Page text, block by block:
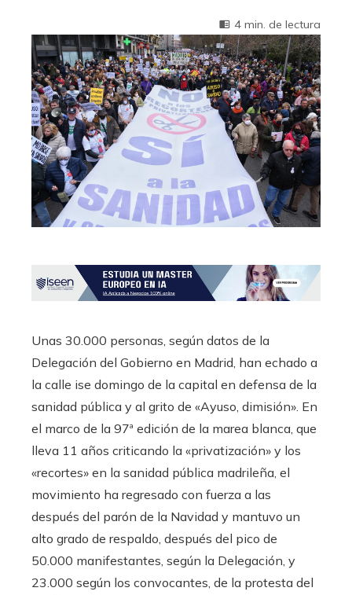
4 min. de lectura
Unas 30.000 personas, según datos de la
Delegación del Gobierno en Madrid, han echado a
la calle ise domingo de la capital en defensa de la
sanidad pública y al grito de «Ayuso, dimisión». En
el marco de la 97ª edición de la marea blanca, que
lleva 11 años criticando la «privatización» y los
«recortes» en la sanidad pública madrileña, el
movimiento ha regresado con fuerza a las
después del parón de la Navidad y mantuvo un
alto grado de respaldo, después del pico de
50.000 manifestantes, según la Delegación, y
23.000 según los convocantes, de la protesta del